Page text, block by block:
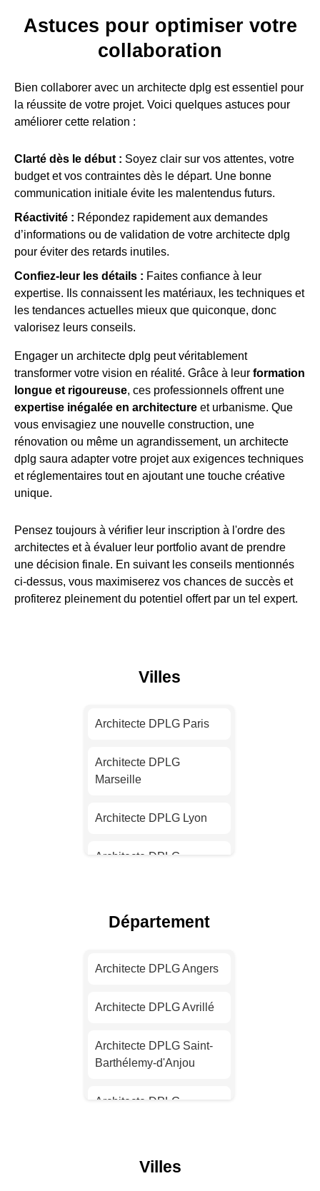
Astuces pour optimiser votre
collaboration
Bien collaborer avec un architecte dplg est essentiel pour
la réussite de votre projet. Voici quelques astuces pour
améliorer cette relation :
Clarté dès le début : Soyez clair sur vos attentes, votre
budget et vos contraintes dès le départ. Une bonne
communication initiale évite les malentendus futurs.
Réactivité : Répondez rapidement aux demandes
d’informations ou de validation de votre architecte dplg
pour éviter des retards inutiles.
Confiez-leur les détails : Faites confiance à leur
expertise. Ils connaissent les matériaux, les techniques et
les tendances actuelles mieux que quiconque, donc
valorisez leurs conseils.
Engager un architecte dplg peut véritablement
transformer votre vision en réalité. Grâce à leur formation
longue et rigoureuse, ces professionnels offrent une
expertise inégalée en architecture et urbanisme. Que
vous envisagiez une nouvelle construction, une
rénovation ou même un agrandissement, un architecte
dplg saura adapter votre projet aux exigences techniques
et réglementaires tout en ajoutant une touche créative
unique.
Pensez toujours à vérifier leur inscription à l'ordre des
architectes et à évaluer leur portfolio avant de prendre
une décision finale. En suivant les conseils mentionnés
ci-dessus, vous maximiserez vos chances de succès et
profiterez pleinement du potentiel offert par un tel expert.
Villes
Architecte DPLG Paris
Architecte DPLG
Marseille
Architecte DPLG Lyon
Architecte DPLG
Architecte DPLG Nice
Strasbourg
Architecte DPLG
Montpellier
Architecte DPLG
Département
Architecte DPLG Angers
Architecte DPLG Avrillé
Architecte DPLG Saint-
Barthélemy-d'Anjou
Architecte DPLG
Beaufort-en-Anjou
Villes